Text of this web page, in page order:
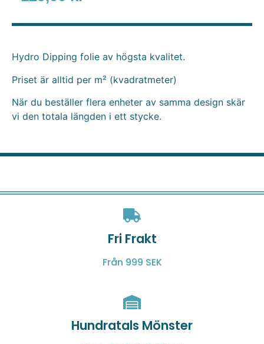
Hydro Dipping folie av högsta kvalitet.
Priset är alltid per m² (kvadratmeter)
När du beställer flera enheter av samma design skär
vi den totala längden i ett stycke.
Fri Frakt
Från 999 SEK
Hundratals Mönster